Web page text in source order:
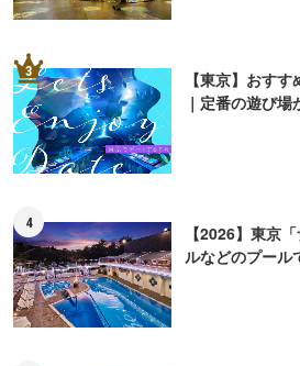
3
【東京】おす
｜定番の遊び
4
【2026】東京
ルなどのプール